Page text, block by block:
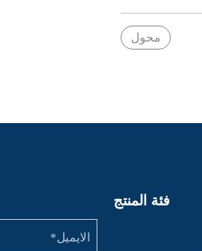
محول
فئة المنتج